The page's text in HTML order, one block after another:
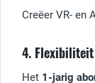
Creëer VR- en
4.
Het 1-jarig